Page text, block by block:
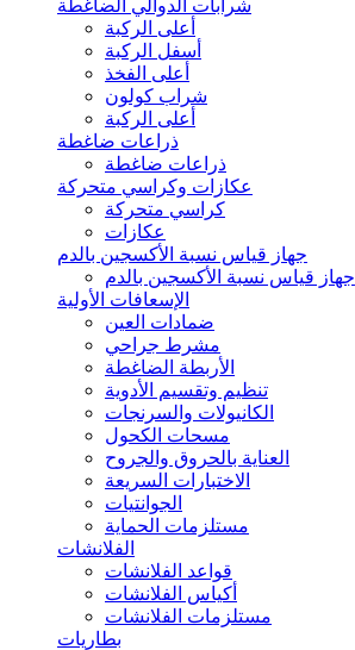
شرابات الدوالي الضاغطة
أعلى الركبة
أسفل الركبة
أعلى الفخذ
شراب كولون
أعلى الركبة
ذراعات ضاغطة
ذراعات ضاغطة
عكازات وكراسي متحركة
كراسي متحركة
عكازات
جهاز قياس نسبة الأكسجين بالدم
جهاز قياس نسبة الأكسجين بالدم
الإسعافات الأولية
ضمادات العين
مشرط جراحي
الأربطة الضاغطة
تنظيم وتقسيم الأدوية
الكانيولات والسرنجات
مسحات الكحول
العناية بالحروق والجروح
الاختبارات السريعة
الجوانتيات
مستلزمات الحماية
الفلانشات
قواعد الفلانشات
أكياس الفلانشات
مستلزمات الفلانشات
بطاريات